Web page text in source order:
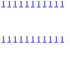
1 1 1 1 1 1 1 1 1 1 1
1 1 1 1 1 1 1 1 1 1 1